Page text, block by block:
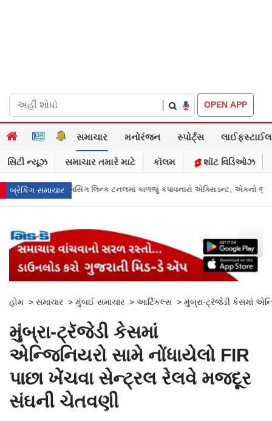
OPEN APP
સમાચાર મનોરંજન સ્પોર્ટ્સ લાઈફસ્ટાઈલ
સિટી ન્યૂઝ સમાચાર તમારે માટે કૉલમ શૉટ વિડિઓઝ
બ્રેકિંગ સમાચાર
એક્સિડન્ટ, એકનો જીવ ગયો Gujarat News: મોરબીમાં મેજિક! કૂવાનું
હોમ > સમાચાર > મુંબઈ સમાચાર > આર્ટિકલ્સ > મુંબ્રા-ટ્રૅજેડી કેસમાં
મુંબ્રા-ટ્રૅજેડી કેસમાં
એન્જિનિયરો સામે નોંધાયેલો FIR
પાછા ખેંચવા સેન્ટ્રલ રેલવે મજદૂર
સંઘની ચેતવણી